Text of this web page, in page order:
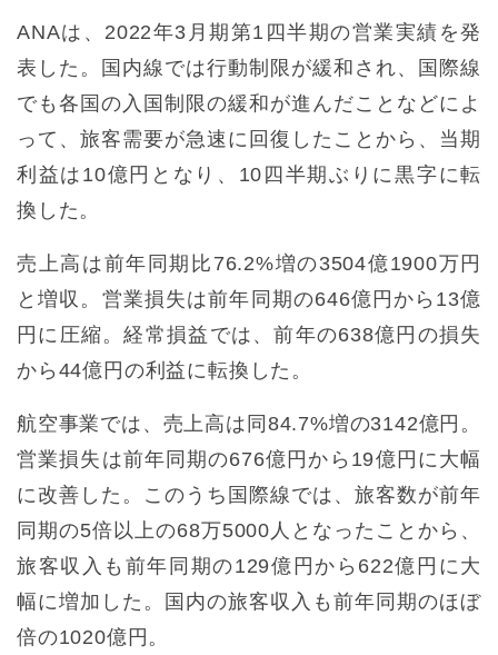
ANAは、2022年3月期第1四半期の営業実績を発
表した。国内線では行動制限が緩和され、国際線
でも各国の入国制限の緩和が進んだことなどによ
って、旅客需要が急速に回復したことから、当期
利益は10億円となり、10四半期ぶりに黒字に転
換した。
売上高は前年同期比76.2%増の3504億1900万円
と増収。営業損失は前年同期の646億円から13億
円に圧縮。経常損益では、前年の638億円の損失
から44億円の利益に転換した。
航空事業では、売上高は同84.7%増の3142億円。
営業損失は前年同期の676億円から19億円に大幅
に改善した。このうち国際線では、旅客数が前年
同期の5倍以上の68万5000人となったことから、
旅客収入も前年同期の129億円から622億円に大
幅に増加した。国内の旅客収入も前年同期のほぼ
倍の1020億円。